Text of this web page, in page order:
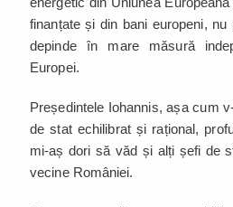
finanțate și din bani europeni,
depinde în mare măsură
Europei.
Președintele Iohannis, așa cum
de stat echilibrat și rațional,
mi-aș dori să văd și alți șefi de
vecine României.